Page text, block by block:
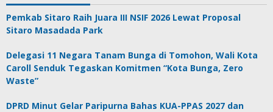
Pemkab Sitaro Raih Juara III NSIF 2026 Lewat Proposal
Sitaro Masadada Park
Delegasi 11 Negara Tanam Bunga di Tomohon, Wali Kota
Caroll Senduk Tegaskan Komitmen “Kota Bunga, Zero
Waste”
DPRD Minut Gelar Paripurna Bahas KUA-PPAS 2027 dan